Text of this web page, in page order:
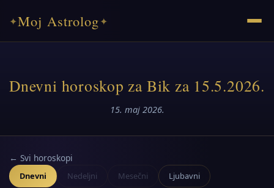
✦Moj Astrolog✦
Dnevni horoskop za Bik za 15.5.2026.
15. maj 2026.
← Svi horoskopi
Dnevni Nedeljni Mesečni Ljubavni